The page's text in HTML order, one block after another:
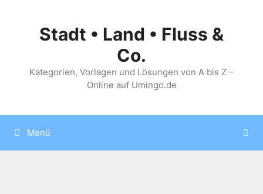
springenStadt • Land • Fluss &
Co.
Kategorien, Vorlagen und Lösungen von A bis Z –
Online auf Umingo.de
Menü